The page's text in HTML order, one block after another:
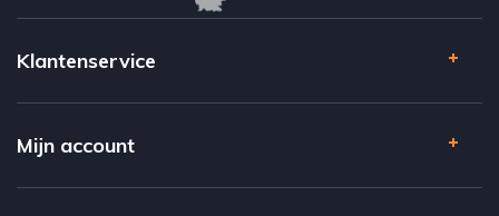
Klantenservice
Mijn account